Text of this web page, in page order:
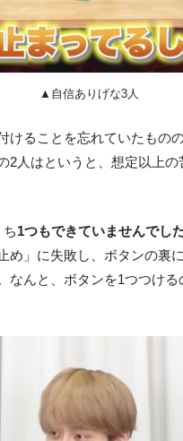
▲自信ありげな3人
けることを忘れていたもの
2人はというと、想定以上の
1つもできていませんでし
め」に失敗し、ボタンの裏
なんと、ボタンを1つつける